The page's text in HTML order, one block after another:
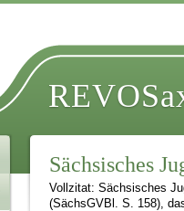
Sächsisches
Vollzitat: Sächsisches
(SächsGVBl. S. 158),